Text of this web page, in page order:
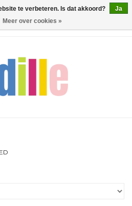
te verbeteren. Is dat akkoord?
Ja
Meer over cookies »